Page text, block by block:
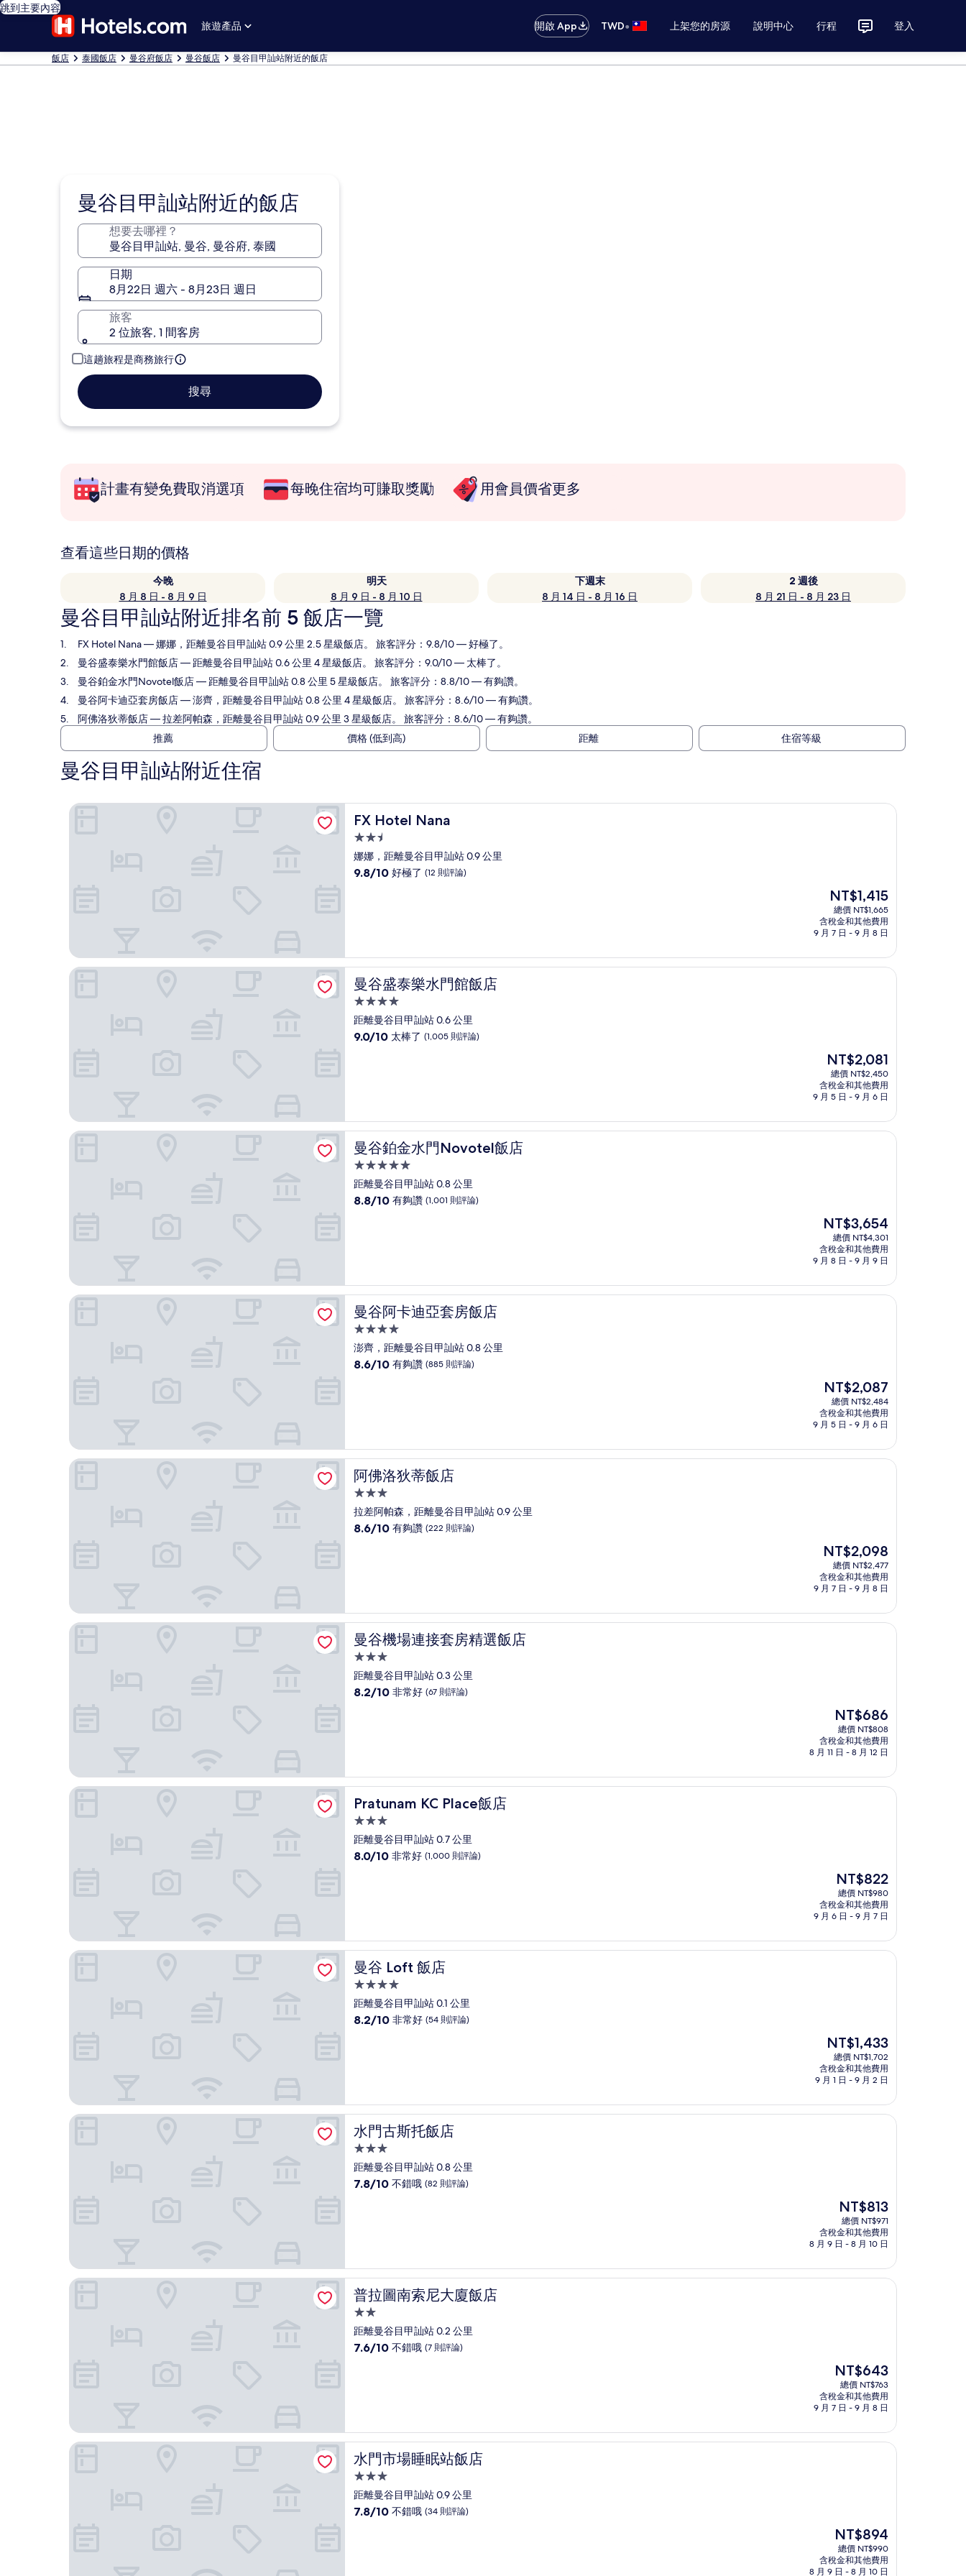
跳到主要內容
旅遊產品
開啟 App TWD• 上架您的房源 說明中心 行程 登入
飯店 泰國飯店 曼谷府飯店 曼谷飯店 曼谷目甲訕站附近的飯店
曼谷目甲訕站附近的飯店
想要去哪裡？
日期
8月22日 週六 - 8月23日 週日
旅客
2 位旅客, 1 間客房
這趟旅程是商務旅行
搜尋
計畫有變免費取消選項 每晚住宿均可賺取獎勵 用會員價省更多
查看這些日期的價格
今晚
8 月 8 日 - 8 月 9 日
明天
8 月 9 日 - 8 月 10 日
下週末
8 月 14 日 - 8 月 16 日
2 週後
8 月 21 日 - 8 月 23 日
曼谷目甲訕站附近排名前 5 飯店一覽
FX Hotel Nana— 娜娜，距離曼谷目甲訕站 0.9 公里 2.5 星級飯店。 旅客評分：9.8/10 — 好極了。
曼谷盛泰樂水門館飯店— 距離曼谷目甲訕站 0.6 公里 4 星級飯店。 旅客評分：9.0/10 — 太棒了。
曼谷鉑金水門Novotel飯店— 距離曼谷目甲訕站 0.8 公里 5 星級飯店。 旅客評分：8.8/10 — 有夠讚。
曼谷阿卡迪亞套房飯店— 澎齊，距離曼谷目甲訕站 0.8 公里 4 星級飯店。 旅客評分：8.6/10 — 有夠讚。
阿佛洛狄蒂飯店— 拉差阿帕森，距離曼谷目甲訕站 0.9 公里 3 星級飯店。 旅客評分：8.6/10 — 有夠讚。
推薦
價格 (低到高) 距離 住宿等級
曼谷目甲訕站附近住宿
FX Hotel Nana
FX Hotel Nana
2.5
星
級
娜娜，距離曼谷目甲訕站 0.9 公里
9.8
極
了，
(12
則
評
論)
9.8/10 好極了 (12 則評論)
現
在
價
格
NT$1,415
NT$1,415
總價 NT$1,665
含稅金和其他費用
9 月 7 日 - 9 月 8 日
FX Hotel Nana
曼谷盛泰樂水門館飯店
曼谷盛泰樂水門館飯店
4.0
星
級
距離曼谷目甲訕站 0.6 公里
9.0
棒
了，
(1,005
則
評
論)
9.0/10 太棒了 (1,005 則評論)
現
在
價
格
NT$2,081
NT$2,081
總價 NT$2,450
含稅金和其他費用
9 月 5 日 - 9 月 6 日
曼谷盛泰樂水門館飯店
曼谷鉑金水門Novotel飯店
曼谷鉑金水門Novotel飯店
5.0
星
級
距離曼谷目甲訕站 0.8 公里
8.8
夠
讚，
(1,001
則
評
論)
8.8/10 有夠讚 (1,001 則評論)
現
價
格
NT$3,654
NT$3,654
總價 NT$4,301
含稅金和其他費用
9 月 8 日 - 9 月 9 日
曼谷鉑金水門Novotel飯店
曼谷阿卡迪亞套房飯店
曼谷阿卡迪亞套房飯店
4.0
星
級
澎齊，距離曼谷目甲訕站 0.8 公里
8.6
夠
讚，
(885
則
評
論)
8.6/10 有夠讚 (885 則評論)
現
在
價
格
NT$2,087
NT$2,087
總價 NT$2,484
含稅金和其他費用
9 月 5 日 - 9 月 6 日
曼谷阿卡迪亞套房飯店
阿佛洛狄蒂飯店
阿佛洛狄蒂飯店
3.0
星
級
拉差阿帕森，距離曼谷目甲訕站 0.9 公里
8.6
夠
讚，
(222
則
評
論)
8.6/10 有夠讚 (222 則評論)
現
價
格
NT$2,098
NT$2,098
總價 NT$2,477
含稅金和其他費用
9 月 7 日 - 9 月 8 日
阿佛洛狄蒂飯店
曼谷機場連接套房精選飯店
曼谷機場連接套房精選飯店
3.0
星
級
距離曼谷目甲訕站 0.3 公里
8.2
常
(67
則
評
論)
8.2/10 非常好 (67 則評論)
現
在
價
格
NT$686
NT$686
總價 NT$808
含稅金和其他費用
8 月 11 日 - 8 月 12 日
曼谷機場連接套房精選飯店
Pratunam KC Place飯店
Pratunam KC Place飯店
3.0
星
級
距離曼谷目甲訕站 0.7 公里
8.0
常
好，
(1,000
則
評
論)
8.0/10 非常好 (1,000 則評論)
現
在
價
格
NT$822
NT$822
總價 NT$980
含稅金和其他費用
9 月 6 日 - 9 月 7 日
Pratunam KC Place飯店
曼谷 Loft 飯店
曼谷 Loft 飯店
4.0
星
級
距離曼谷目甲訕站 0.1 公里
8.2
常
好，
(54
則
評
論)
8.2/10 非常好 (54 則評論)
現
在
價
格
NT$1,433
NT$1,433
總價 NT$1,702
含稅金和其他費用
9 月 1 日 - 9 月 2 日
曼谷 Loft 飯店
水門古斯托飯店
水門古斯托飯店
3.0
星
級
距離曼谷目甲訕站 0.8 公里
7.8
錯
哦，
(82
則
評
論)
7.8/10 不錯哦 (82 則評論)
現
在
價
格
NT$813
NT$813
總價 NT$971
含稅金和其他費用
8 月 9 日 - 8 月 10 日
水門古斯托飯店
普拉圖南索尼大廈飯店
普拉圖南索尼大廈飯店
2.0
星
級
距離曼谷目甲訕站 0.2 公里
7.6
錯
哦，
(7
則
評
論)
7.6/10 不錯哦 (7 則評論)
現
在
價
格
NT$643
NT$643
總價 NT$763
含稅金和其他費用
9 月 7 日 - 9 月 8 日
普拉圖南索尼大廈飯店
水門市場睡眠站飯店
水門市場睡眠站飯店
3.0
星
級
距離曼谷目甲訕站 0.9 公里
7.8
7.8/10 不錯哦 (34 則評論)
現
在
價
格
NT$894
總價 NT$990
含稅金和其他費用
8 月 9 日 - 8 月 10 日
水門市場睡眠站飯店